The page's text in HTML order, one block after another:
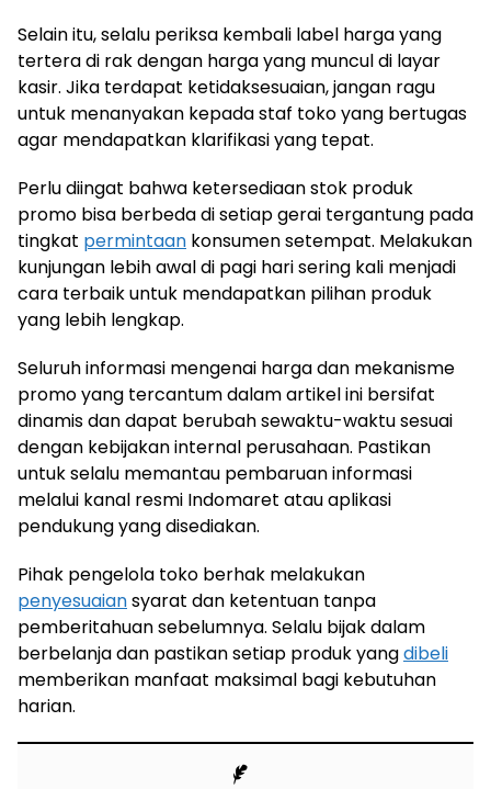
Selain itu, selalu periksa kembali label harga yang
tertera di rak dengan harga yang muncul di layar
kasir. Jika terdapat ketidaksesuaian, jangan ragu
untuk menanyakan kepada staf toko yang bertugas
agar mendapatkan klarifikasi yang tepat.
Perlu diingat bahwa ketersediaan stok produk
promo bisa berbeda di setiap gerai tergantung pada
tingkat permintaan konsumen setempat. Melakukan
kunjungan lebih awal di pagi hari sering kali menjadi
cara terbaik untuk mendapatkan pilihan produk
yang lebih lengkap.
Seluruh informasi mengenai harga dan mekanisme
promo yang tercantum dalam artikel ini bersifat
dinamis dan dapat berubah sewaktu-waktu sesuai
dengan kebijakan internal perusahaan. Pastikan
untuk selalu memantau pembaruan informasi
melalui kanal resmi Indomaret atau aplikasi
pendukung yang disediakan.
Pihak pengelola toko berhak melakukan
penyesuaiansyarat dan ketentuan tanpa
pemberitahuan sebelumnya. Selalu bijak dalam
berbelanja dan pastikan setiap produk yangdibeli
memberikan manfaat maksimal bagi kebutuhan
harian.